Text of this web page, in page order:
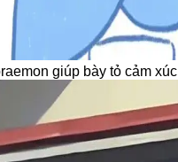
giúp bày tỏ cảm xúc